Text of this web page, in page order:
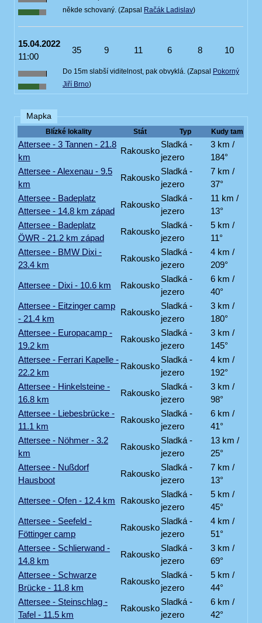
někde schovaný. (Zapsal Račák Ladislav)
15.04.2022
11:00
35 9 11 6 8 10
Do 15m slabší viditelnost, pak obvyklá. (Zapsal Pokorný
Jiří Brno)
Mapka
Blízké lokality Stát Typ Kudy tam
Attersee - 3 Tannen - 21.8
km
Rakousko
Sladká -
jezero
3 km /
184°
Attersee - Alexenau - 9.5
km
Rakousko
Sladká -
jezero
7 km /
37°
Attersee - Badeplatz
Attersee - 14.8 km západ
Rakousko
Sladká -
jezero
11 km /
13°
Attersee - Badeplatz
ÖWR - 21.2 km západ
Rakousko
Sladká -
jezero
5 km /
11°
Attersee - BMW Dixi -
23.4 km
Rakousko
Sladká -
jezero
4 km /
209°
Attersee - Dixi - 10.6 km Rakousko
Sladká -
jezero
6 km /
40°
Attersee - Eitzinger camp
- 21.4 km
Rakousko
Sladká -
jezero
3 km /
180°
Attersee - Europacamp -
19.2 km
Rakousko
Sladká -
jezero
3 km /
145°
Attersee - Ferrari Kapelle -
22.2 km
Rakousko
Sladká -
jezero
4 km /
192°
Attersee - Hinkelsteine -
16.8 km
Rakousko
Sladká -
jezero
3 km /
98°
Attersee - Liebesbrücke -
11.1 km
Rakousko
Sladká -
jezero
6 km /
41°
Attersee - Nöhmer - 3.2
km
Rakousko
Sladká -
jezero
13 km /
25°
Attersee - Nußdorf
Hausboot
Rakousko
Sladká -
jezero
7 km /
13°
Attersee - Ofen - 12.4 km Rakousko
Sladká -
jezero
5 km /
45°
Attersee - Seefeld -
Föttinger camp
Rakousko
Sladká -
jezero
4 km /
51°
Attersee - Schlierwand -
14.8 km
Rakousko
Sladká -
jezero
3 km /
69°
Attersee - Schwarze
Brücke - 11.8 km
Rakousko
Sladká -
jezero
5 km /
44°
Attersee - Steinschlag -
Tafel - 11.5 km
Rakousko
Sladká -
jezero
6 km /
42°